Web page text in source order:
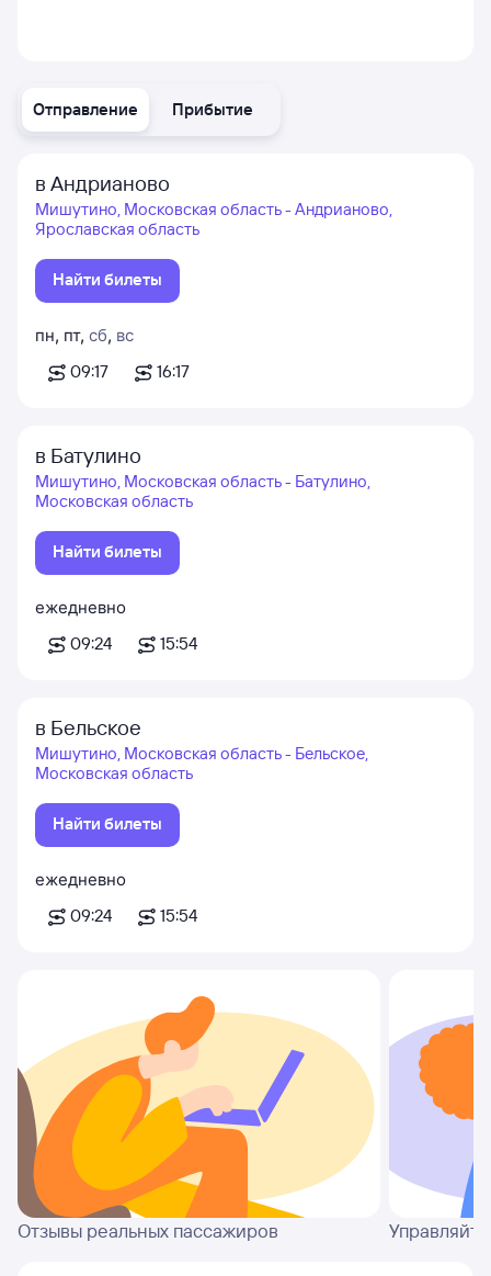
Отправление Прибытие
в Андрианово
Мишутино, Московская область - Андрианово,
Ярославская область
Найти билеты
пн, пт, сб, вс
09:17
16:17
в Батулино
Мишутино, Московская область - Батулино,
Московская область
Найти билеты
ежедневно
09:24
15:54
в Бельское
Мишутино, Московская область - Бельское,
Московская область
Найти билеты
ежедневно
09:24
15:54
Отзывы реальных пассажиров